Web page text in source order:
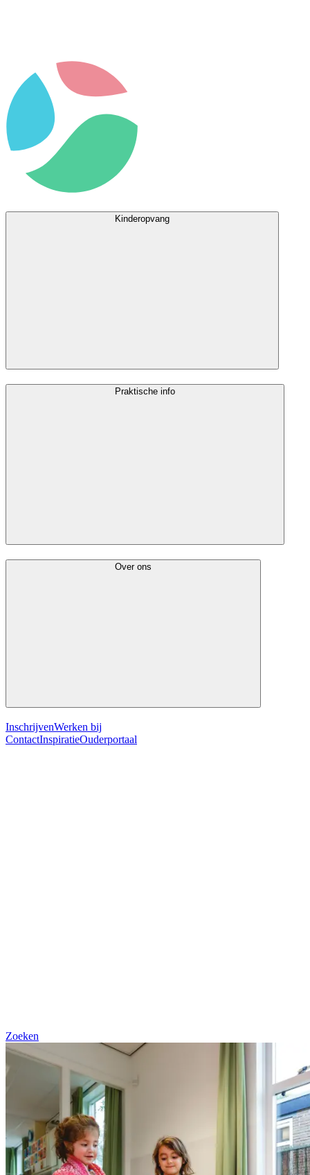
Kinderopvang
Praktische info
Over ons
InschrijvenWerken bij
ContactInspiratieOuderportaal
Zoeken